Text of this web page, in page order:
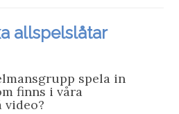
allspelslåtar
spela in
finns i våra
video?